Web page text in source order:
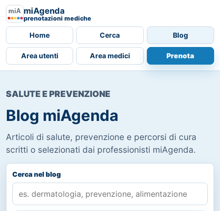
miAgenda
prenotazioni mediche
Home Cerca Blog
Area utenti Area medici Prenota
SALUTE E PREVENZIONE
Blog miAgenda
Articoli di salute, prevenzione e percorsi di cura
scritti o selezionati dai professionisti miAgenda.
Cerca nel blog